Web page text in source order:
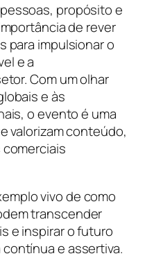
propósito e
de rever
para impulsionar o
e a
Com um olhar
e às
o evento é uma
valorizam conteúdo,
vivo de como
transcender
e inspirar o futuro
e assertiva.